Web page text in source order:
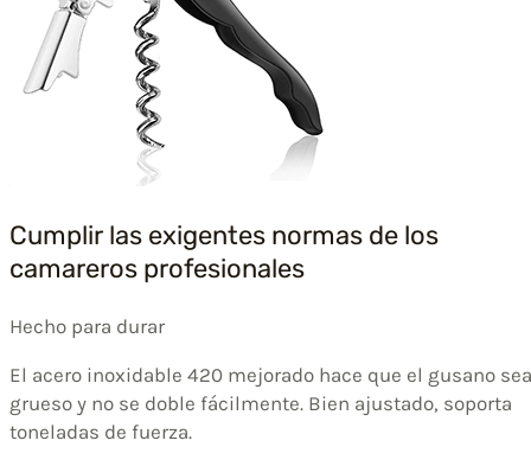
Cumplir las exigentes normas de los
camareros profesionales
Hecho para durar
El acero inoxidable 420 mejorado hace que el gusano sea
grueso y no se doble fácilmente. Bien ajustado, soporta
toneladas de fuerza.